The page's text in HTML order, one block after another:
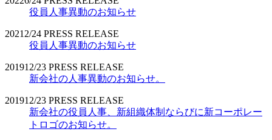
役員人事異動のお知らせ
2021 2/24 PRESS RELEASE
役員人事異動のお知らせ
201912/23 PRESS RELEASE
新会社の人事異動のお知らせ。
201912/23 PRESS RELEASE
新会社の役員人事、新組織体制ならびに新コーポレー
トロゴのお知らせ。